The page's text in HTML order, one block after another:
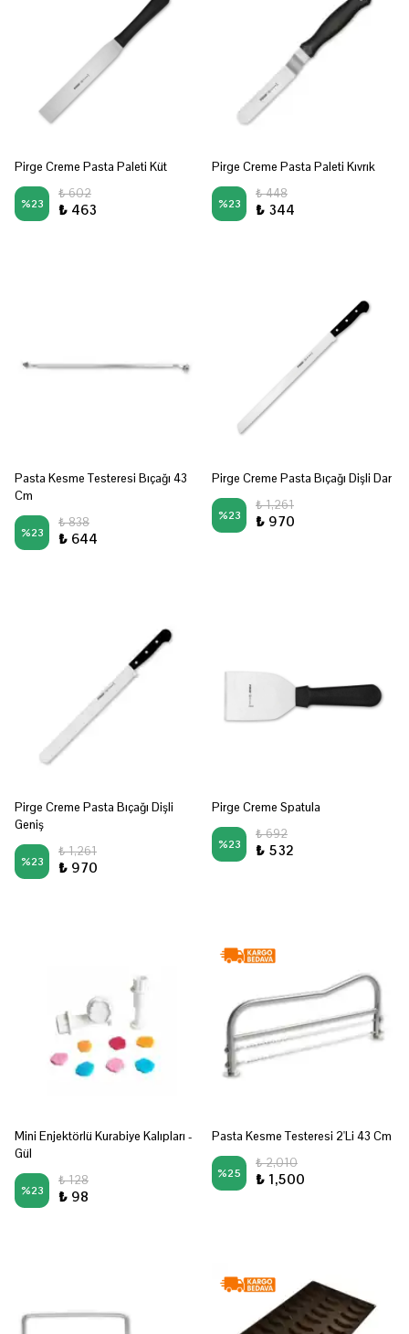
Pirge Creme Pasta Paleti Küt
%23
₺ 602
₺ 463
Pirge Creme Pasta Paleti Kıvrık
%23
₺ 448
₺ 344
Pasta Kesme Testeresi Bıçağı 43
Cm
%23
₺ 838
₺ 644
Pirge Creme Pasta Bıçağı Dişli Dar
%23
₺ 1,261
₺ 970
Pirge Creme Pasta Bıçağı Dişli
Geniş
%23
₺ 1,261
₺ 970
Pirge Creme Spatula
%23
₺ 692
₺ 532
Mini Enjektörlü Kurabiye Kalıpları -
Gül
%23
₺ 128
₺ 98
Pasta Kesme Testeresi 2'Li 43 Cm
%25
₺ 2,010
₺ 1,500